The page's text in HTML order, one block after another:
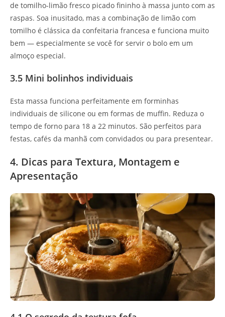
de tomilho-limão fresco picado fininho à massa junto com as
raspas. Soa inusitado, mas a combinação de limão com
tomilho é clássica da confeitaria francesa e funciona muito
bem — especialmente se você for servir o bolo em um
almoço especial.
3.5 Mini bolinhos individuais
Esta massa funciona perfeitamente em forminhas
individuais de silicone ou em formas de muffin. Reduza o
tempo de forno para 18 a 22 minutos. São perfeitos para
festas, cafés da manhã com convidados ou para presentear.
4. Dicas para Textura, Montagem e
Apresentação